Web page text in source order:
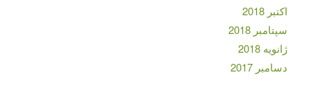
اکتبر 2018
سپتامبر 2018
ژانویه 2018
دسامبر 2017